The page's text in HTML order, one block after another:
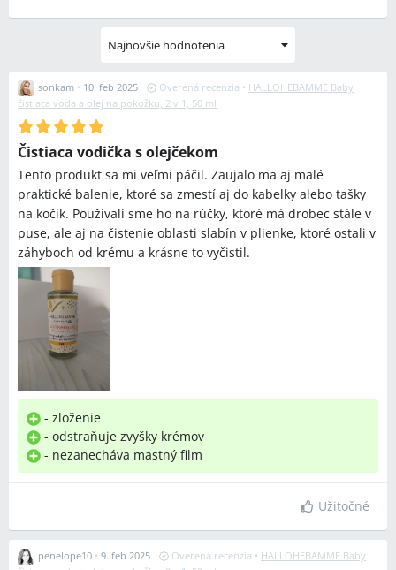
Najnovšie hodnotenia
sonkam • 10. feb 2025 Overená recenzia • HALLOHEBAMME Baby
čistiaca voda a olej na pokožku, 2 v 1, 50 ml
Čistiaca vodička s olejčekom
Tento produkt sa mi veľmi páčil. Zaujalo ma aj malé
praktické balenie, ktoré sa zmestí aj do kabelky alebo tašky
na kočík. Používali sme ho na rúčky, ktoré má drobec stále v
puse, ale aj na čistenie oblasti slabín v plienke, ktoré ostali v
záhyboch od krému a krásne to vyčistil.
- zloženie
- odstraňuje zvyšky krémov
- nezanecháva mastný film
Užitočné
penelope10 • 9. feb 2025 Overená recenzia • HALLOHEBAMME Baby